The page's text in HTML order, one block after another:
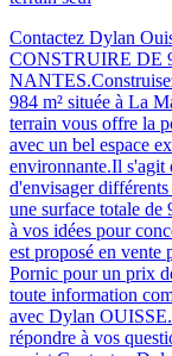
Contactez Dylan
CONSTRUIRE DE
984 m² située à La
terrain vous offre la
avec un bel espace
environnante.Il s'agit
d'envisager
une surface totale de
à vos idées pour
est proposé en vente
Pornic pour un prix
toute information
avec Dylan
répondre à vos